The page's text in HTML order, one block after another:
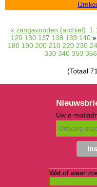
« zangavonden (archief) 1
120 130 137 138 139 140
180 190 200 210 220 230
330 340 350 356
(Totaal
Uw e-
Wat of waar